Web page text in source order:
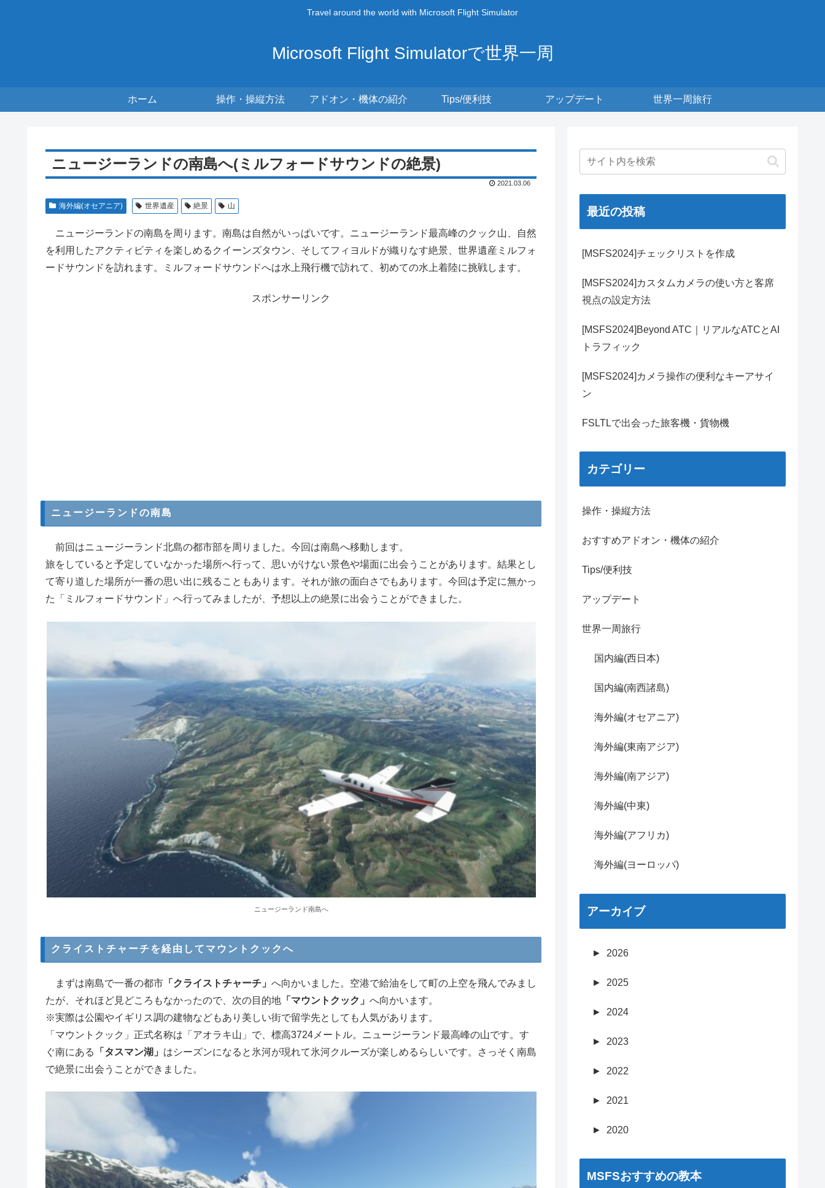
Travel around the world with Microsoft Flight Simulator
Microsoft Flight Simulatorで世界一周
ホーム 操作・操縦方法 アドオン・機体の紹介 Tips/便利技 アップデート 世界一周旅行
ニュージーランドの南島へ(ミルフォードサウンドの絶景)
2021.03.06
海外編(オセアニア) 世界遺産 絶景 山
ニュージーランドの南島を周ります。南島は自然がいっぱいです。ニュージーランド最高峰のクック山、自然
を利用したアクティビティを楽しめるクイーンズタウン、そしてフィヨルドが織りなす絶景、世界遺産ミルフォ
ードサウンドを訪れます。ミルフォードサウンドへは水上飛行機で訪れて、初めての水上着陸に挑戦します。
スポンサーリンク
ニュージーランドの南島
前回はニュージーランド北島の都市部を周りました。今回は南島へ移動します。
旅をしていると予定していなかった場所へ行って、思いがけない景色や場面に出会うことがあります。結果とし
て寄り道した場所が一番の思い出に残ることもあります。それが旅の面白さでもあります。今回は予定に無かっ
た「ミルフォードサウンド」へ行ってみましたが、予想以上の絶景に出会うことができました。
ニュージーランド南島へ
クライストチャーチを経由してマウントクックへ
まずは南島で一番の都市 「クライストチャーチ」 へ向かいました。空港で給油をして町の上空を飛んでみまし
たが、それほど見どころもなかったので、次の目的地 「マウントクック」 へ向かいます。
※実際は公園やイギリス調の建物などもあり美しい街で留学先としても人気があります。
「マウントクック」正式名称は「アオラキ山」で、標高3724メートル。ニュージーランド最高峰の山です。す
ぐ南にある
「タスマン湖」 はシーズンになると氷河が現れて氷河クルーズが楽しめるらしいです。さっそく南島
で絶景に出会うことができました。
最近の投稿
[MSFS2024]チェックリストを作成
[MSFS2024]カスタムカメラの使い方と客席
視点の設定方法
[MSFS2024]Beyond ATC｜リアルなATCとAI
トラフィック
[MSFS2024]カメラ操作の便利なキーアサイ
ン
FSLTLで出会った旅客機・貨物機
カテゴリー
操作・操縦方法
おすすめアドオン・機体の紹介
Tips/便利技
アップデート
世界一周旅行
国内編(西日本)
国内編(南西諸島)
海外編(オセアニア)
海外編(東南アジア)
海外編(南アジア)
海外編(中東)
海外編(アフリカ)
海外編(ヨーロッパ)
アーカイブ
► 2026
► 2025
► 2024
► 2023
► 2022
► 2021
► 2020
MSFSおすすめの教本